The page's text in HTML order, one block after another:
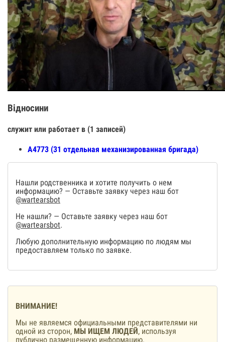
Відносини
служит или работает в (1 записей)
А4773 (31 отдельная механизированная бригада)
Нашли родственника и хотите получить о нем
информацию? — Оставьте заявку через наш бот
@wartearsbot
Не нашли? — Оставьте заявку через наш бот
@wartearsbot.
Любую дополнительную информацию по людям мы
предоставляем только по заявке.
ВНИМАНИЕ!
Мы не являемся официальными представителями ни
одной из сторон, МЫ ИЩЕМ ЛЮДЕЙ, используя
публично размещенную информацию.